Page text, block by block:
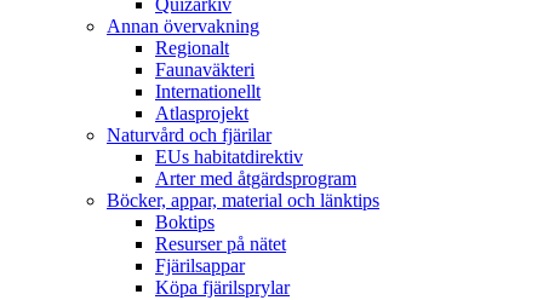
Annan övervakning
Regionalt
Faunaväkteri
Internationellt
Atlasprojekt
Naturvård och fjärilar
EUs habitatdirektiv
Arter med åtgärdsprogram
Böcker, appar, material och länktips
Boktips
Resurser på nätet
Fjärilsappar
Köpa fjärilsprylar